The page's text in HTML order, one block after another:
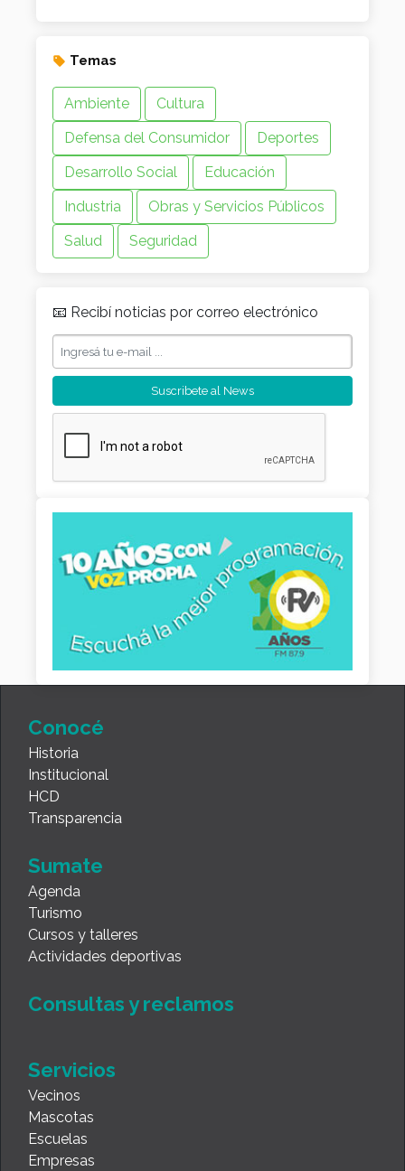
Temas
Ambiente
Cultura
Defensa del Consumidor
Deportes
Desarrollo Social
Educación
Industria
Obras y Servicios Públicos
Salud
Seguridad
📧 Recibí noticias por correo electrónico
Conocé
Historia
Institucional
HCD
Transparencia
Sumate
Agenda
Turismo
Cursos y talleres
Actividades deportivas
Consultas y reclamos
Servicios
Vecinos
Mascotas
Escuelas
Empresas